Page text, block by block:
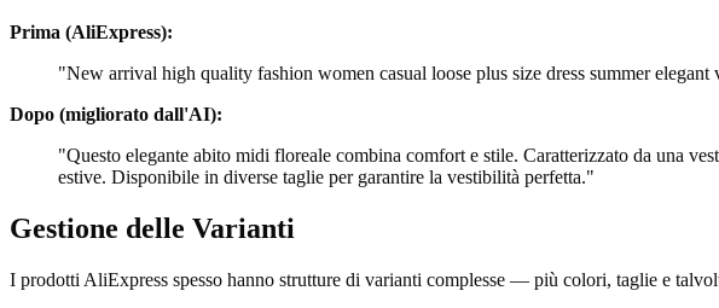
Prima (AliExpress):
"New arrival high quality fashion women casual loose plus size dress summer
Dopo (migliorato dall'AI):
"Questo elegante abito midi floreale combina comfort e stile. Caratterizzato da una
estive. Disponibile in diverse taglie per garantire la vestibilità perfetta."
Gestione delle Varianti
I prodotti AliExpress spesso hanno strutture di varianti complesse — più colori, taglie e